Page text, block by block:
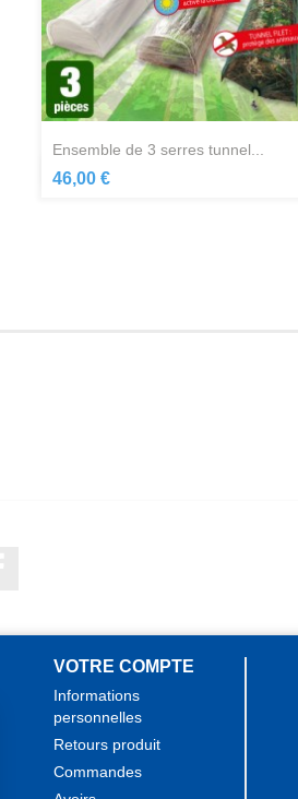
ensemble de 3 serres tunnel...
46,00 €
VOTRE COMPTE
Informations
personnelles
Retours produit
Commandes